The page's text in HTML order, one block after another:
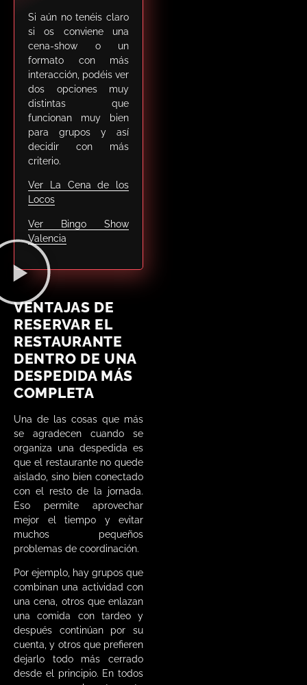
Si aún no tenéis claro
si os conviene una
cena-show o un
formato con más
interacción, podéis ver
dos opciones muy
distintas que
funcionan muy bien
para grupos y así
decidir con más
criterio.
Ver La Cena de los
Locos
Ver Bingo Show
Valencia
VENTAJAS DE
RESERVAR EL
RESTAURANTE
DENTRO DE UNA
DESPEDIDA MÁS
COMPLETA
Una de las cosas que más
se agradecen cuando se
organiza una despedida es
que el restaurante no quede
aislado, sino bien conectado
con el resto de la jornada.
Eso permite aprovechar
mejor el tiempo y evitar
muchos pequeños
problemas de coordinación.
Por ejemplo, hay grupos que
combinan una actividad con
una cena, otros que enlazan
una comida con tardeo y
después continúan por su
cuenta, y otros que prefieren
dejarlo todo más cerrado
desde el principio. En todos